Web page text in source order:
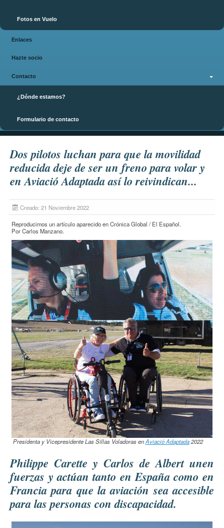
Fotos en Vuelo
Enlaces
Hazte socio
Contacto
¿Dónde estamos?
Formulario de contacto
Página principal
Dos pilotos luchan para que la movilidad
reducida deje de ser un freno para volar y
en Aviació Adaptada así lo reivindican...
Creado: 21 Noviembre 2022
Reproducimos un artículo aparecido en Crónica Global / El Español.
Por Carlos Manzano.
Presidenta y Vicepresidente Las Sillas Voladoras enAviació Adaptada2022
Philippe Carette y Carlos de Albert unen
fuerzas y actúan tanto en España como en
Francia para que la aviación sea accesible
para las personas con discapacidad.